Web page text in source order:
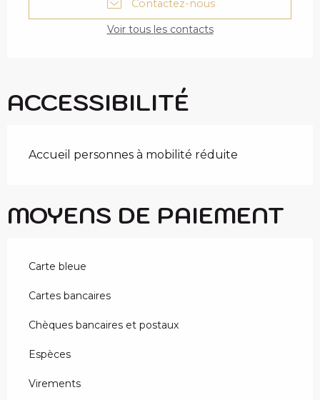
Contactez-nous
Voir tous les contacts
ACCESSIBILITÉ
Accueil personnes à mobilité réduite
MOYENS DE PAIEMENT
Carte bleue
Cartes bancaires
Chèques bancaires et postaux
Espèces
Virements